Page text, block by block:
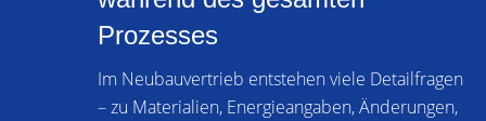
Prozesses
Im Neubauvertrieb entstehen viele Detailfragen
– zu Materialien, Energieangaben, Änderungen,